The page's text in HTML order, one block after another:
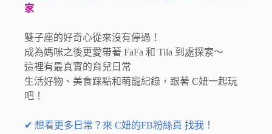
家
雙子座的好奇心從來沒有停過！
成為媽咪之後更愛帶著 FaFa 和 Tila 到處探索～
這裡有最真實的育兒日常
生活好物、美食踩點和萌寵紀錄，跟著 C妞一起玩
吧！
✔ 想看更多日常？來 C妞的FB粉絲頁 找我！